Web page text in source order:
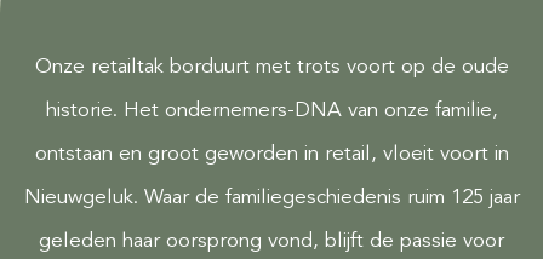
Onze retailtak borduurt met trots voort op de oude
historie. Het ondernemers-DNA van onze familie,
ontstaan en groot geworden in retail, vloeit voort in
Nieuwgeluk. Waar de familiegeschiedenis ruim 125 jaar
geleden haar oorsprong vond, blijft de passie voor